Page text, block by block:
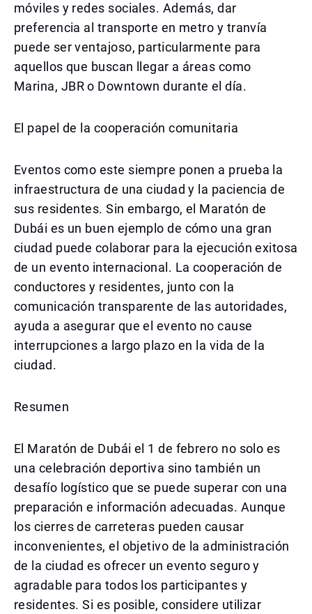
móviles y redes sociales. Además, dar
preferencia al transporte en metro y tranvía
puede ser ventajoso, particularmente para
aquellos que buscan llegar a áreas como
Marina, JBR o Downtown durante el día.
El papel de la cooperación comunitaria
Eventos como este siempre ponen a prueba la
infraestructura de una ciudad y la paciencia de
sus residentes. Sin embargo, el Maratón de
Dubái es un buen ejemplo de cómo una gran
ciudad puede colaborar para la ejecución exitosa
de un evento internacional. La cooperación de
conductores y residentes, junto con la
comunicación transparente de las autoridades,
ayuda a asegurar que el evento no cause
interrupciones a largo plazo en la vida de la
ciudad.
Resumen
El Maratón de Dubái el 1 de febrero no solo es
una celebración deportiva sino también un
desafío logístico que se puede superar con una
preparación e información adecuadas. Aunque
los cierres de carreteras pueden causar
inconvenientes, el objetivo de la administración
de la ciudad es ofrecer un evento seguro y
agradable para todos los participantes y
residentes. Si es posible, considere utilizar